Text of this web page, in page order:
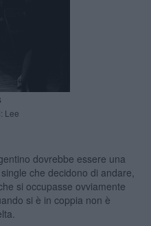
Lee
dovrebbe essere una
che decidono di andare,
si occupasse ovviamente
si è in coppia non è